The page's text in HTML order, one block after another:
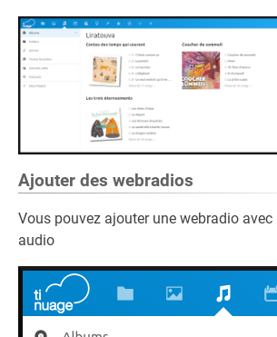
Ajouter des webradios
Vous pouvez ajouter une webradio
audio